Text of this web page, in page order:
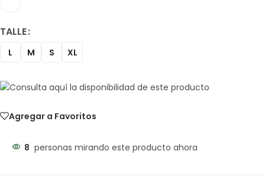
TALLE
L M S XL
Agregar a Favoritos
8 personas mirando este producto ahora